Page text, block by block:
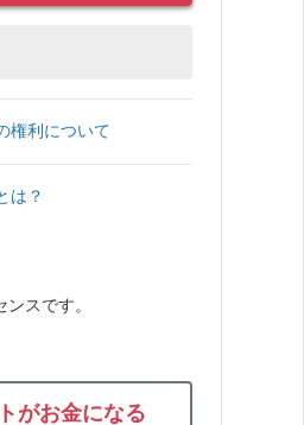
権利について
は？
スです。
がお金になる